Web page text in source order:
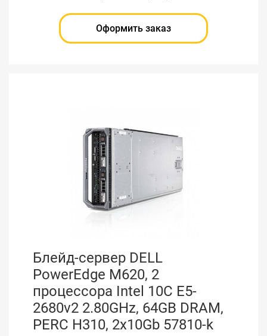
Оформить заказ
Блейд-сервер DELL
PowerEdge M620, 2
процессора Intel 10C E5-
2680v2 2.80GHz, 64GB DRAM,
PERC H310, 2x10Gb 57810-k